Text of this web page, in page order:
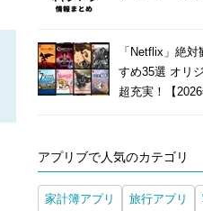
「Netflix」絶
すめ35選 オリ
超充実！【2026
アプリブで人気のカテゴリ
家計簿アプリ 旅行アプリ